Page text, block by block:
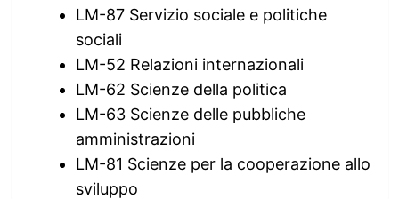
LM-87 Servizio sociale e politiche
sociali
LM-52 Relazioni internazionali
LM-62 Scienze della politica
LM-63 Scienze delle pubbliche
amministrazioni
LM-81 Scienze per la cooperazione allo
sviluppo